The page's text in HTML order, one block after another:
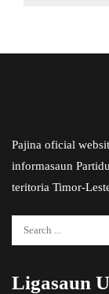
Pajina oficial
informasaun
teritoria Timor-
Ligasaun